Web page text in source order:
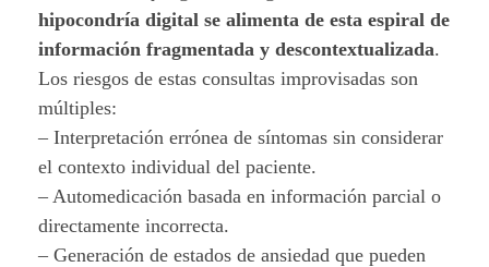
s
a
l
u
d
.
hipocondría digital se alimenta de esta espiral de
información fragmentada y descontextualizada.
Los riesgos de estas consultas improvisadas son
múltiples:
– Interpretación errónea de síntomas sin considerar
el contexto individual del paciente.
– Automedicación basada en información parcial o
directamente incorrecta.
– Generación de estados de ansiedad que pueden